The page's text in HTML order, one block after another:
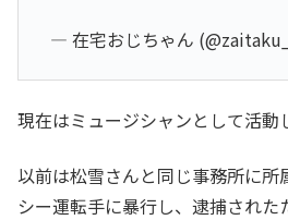
— 在宅おじちゃん
現在はミュージシャンとして活動
以前は松雪さんと同じ事務所に所
シー運転手に暴行し、逮捕され